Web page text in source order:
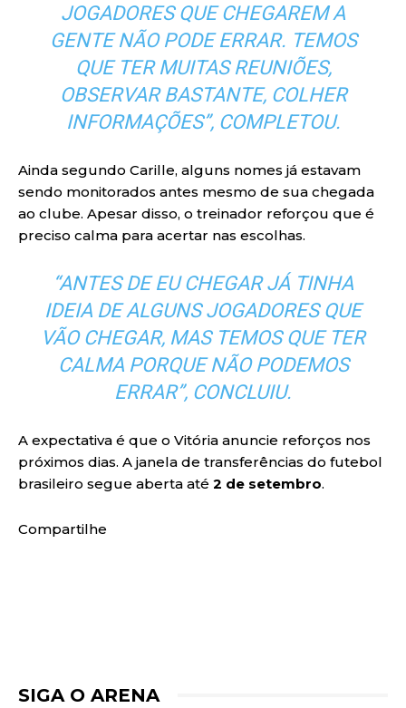
JOGADORES QUE CHEGAREM A
GENTE NÃO PODE ERRAR. TEMOS
QUE TER MUITAS REUNIÕES,
OBSERVAR BASTANTE, COLHER
INFORMAÇÕES”, COMPLETOU.
Ainda segundo Carille, alguns nomes já estavam
sendo monitorados antes mesmo de sua chegada
ao clube. Apesar disso, o treinador reforçou que é
preciso calma para acertar nas escolhas.
“ANTES DE EU CHEGAR JÁ TINHA
IDEIA DE ALGUNS JOGADORES QUE
VÃO CHEGAR, MAS TEMOS QUE TER
CALMA PORQUE NÃO PODEMOS
ERRAR”, CONCLUIU.
A expectativa é que o Vitória anuncie reforços nos
próximos dias. A janela de transferências do futebol
brasileiro segue aberta até 2 de setembro.
Compartilhe
SIGA O ARENA